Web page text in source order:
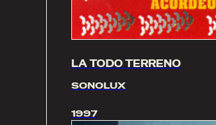
LA TODO TERRENO
SONOLUX
1997